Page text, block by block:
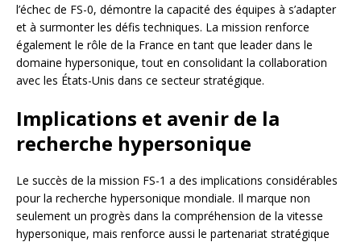
l’échec de FS-0, démontre la capacité des équipes à s’adapter
et à surmonter les défis techniques. La mission renforce
également le rôle de la France en tant que leader dans le
domaine hypersonique, tout en consolidant la collaboration
avec les États-Unis dans ce secteur stratégique.
Implications et avenir de la
recherche hypersonique
Le succès de la mission FS-1 a des implications considérables
pour la recherche hypersonique mondiale. Il marque non
seulement un progrès dans la compréhension de la vitesse
hypersonique, mais renforce aussi le partenariat stratégique